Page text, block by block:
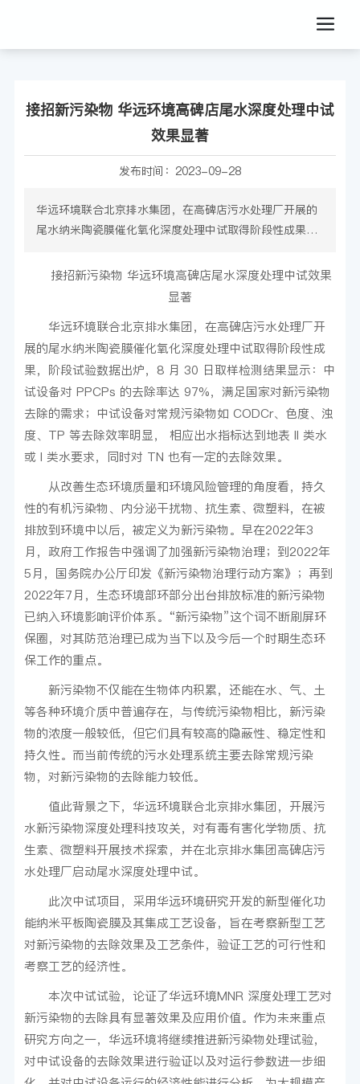
接招新污染物 华远环境高碑店尾水深度处理中试
效果显著
发布时间： 2023-09-28
华远环境联合北京排水集团，在高碑店污水处理厂开展的
尾水纳米陶瓷膜催化氧化深度处理中试取得阶段性成果，
设备对 PPCPs 的去除率达 97%，满足国家对新污染物去
除的需求；中试设备对常规污染物如 CODCr、色度、浊
或 I 类水要求，同时对 TN 也有一定的去除效果。
接招新污染物 华远环境高碑店尾水深度处理中试效果
显著
华远环境联合北京排水集团，在高碑店污水处理厂开
展的尾水纳米陶瓷膜催化氧化深度处理中试取得阶段性成
果，阶段试验数据出炉，8 月 30 日取样检测结果显示：中
试设备对 PPCPs 的去除率达 97%，满足国家对新污染物
去除的需求；中试设备对常规污染物如 CODCr、色度、浊
度、TP 等去除效率明显， 相应出水指标达到地表 II 类水
或 I 类水要求，同时对 TN 也有一定的去除效果。
从改善生态环境质量和环境风险管理的角度看，持久
性的有机污染物、内分泌干扰物、抗生素、微塑料，在被
排放到环境中以后，被定义为新污染物。早在2022年3
月，政府工作报告中强调了加强新污染物治理；到2022年
5月，国务院办公厅印发《新污染物治理行动方案》；再到
2022年7月，生态环境部环部分出台排放标准的新污染物
已纳入环境影响评价体系。“新污染物”这个词不断刷屏环
保圈，对其防范治理已成为当下以及今后一个时期生态环
保工作的重点。
新污染物不仅能在生物体内积累，还能在水、气、土
等各种环境介质中普遍存在，与传统污染物相比，新污染
物的浓度一般较低，但它们具有较高的隐蔽性、稳定性和
持久性。而当前传统的污水处理系统主要去除常规污染
物，对新污染物的去除能力较低。
值此背景之下，华远环境联合北京排水集团，开展污
水新污染物深度处理科技攻关，对有毒有害化学物质、抗
生素、微塑料开展技术探索，并在北京排水集团高碑店污
水处理厂启动尾水深度处理中试。
此次中试项目，采用华远环境研究开发的新型催化功
能纳米平板陶瓷膜及其集成工艺设备，旨在考察新型工艺
对新污染物的去除效果及工艺条件，验证工艺的可行性和
考察工艺的经济性。
本次中试试验，论证了华远环境MNR 深度处理工艺对
新污染物的去除具有显著效果及应用价值。作为未来重点
研究方向之一，华远环境将继续推进新污染物处理试验，
对中试设备的去除效果进行验证以及对运行参数进一步细